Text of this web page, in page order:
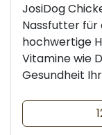
JosiDog
Nassfutter für
hochwertige
Vitamine wie
Gesundheit